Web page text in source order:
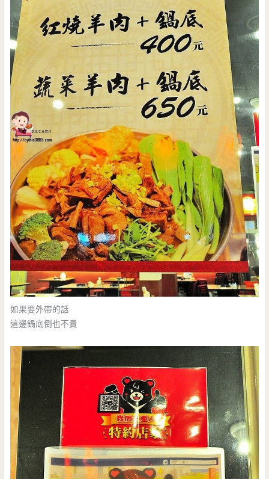
如果要外帶的話
這邊鍋底倒也不貴